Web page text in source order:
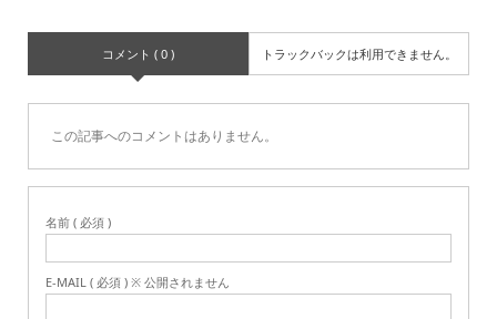
コメント ( 0 ) トラックバックは利用できません。
この記事へのコメントはありません。
名前 ( 必須 )
E-MAIL ( 必須 ) ※ 公開されません